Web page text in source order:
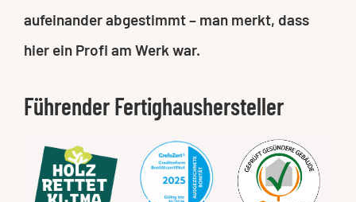
aufeinander abgestimmt – man merkt, dass
hier ein Profi am Werk war.
Führender Fertighaushersteller